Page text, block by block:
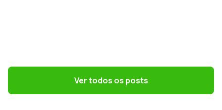
Terceirização: 7 riscos trabalhistas que o
DP precisa evitarVer todos os posts